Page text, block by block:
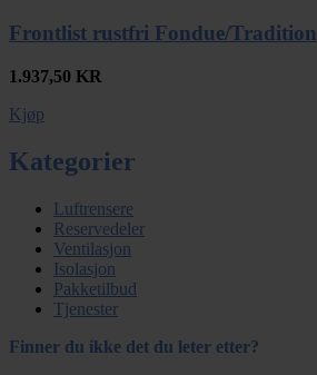
Frontlist rustfri Fondue/Tradition
1.937,50 KR
Kjøp
Kategorier
Luftrensere
Reservedeler
Ventilasjon
Isolasjon
Pakketilbud
Tjenester
Finner du ikke det du leter etter?